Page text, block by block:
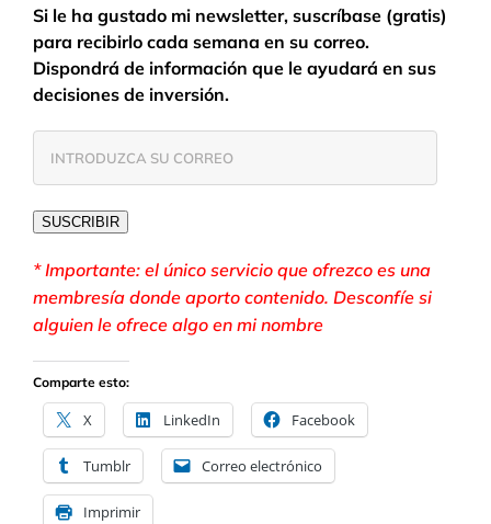
Si le ha gustado mi newsletter, suscríbase (gratis)
para recibirlo cada semana en su correo.
Dispondrá de información que le ayudará en sus
decisiones de inversión.
SU
SUSCRIBIR
* Importante: el único servicio que ofrezco es una
membresía donde aporto contenido. Desconfíe si
alguien le ofrece algo en mi nombre
Comparte esto:
X LinkedIn Facebook
Tumblr Correo electrónico
Imprimir